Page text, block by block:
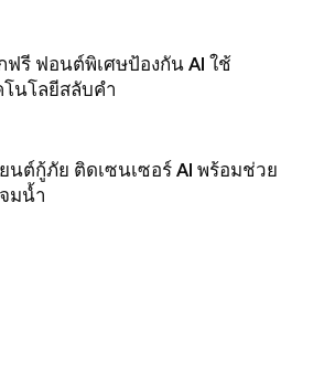
ฟรี ฟอนต์พิเศษป้องกัน AI ใช้
โนโลยีสลับคำ
นต์กู้ภัย ติดเซนเซอร์ AI พร้อมช่วย
มน้ำ